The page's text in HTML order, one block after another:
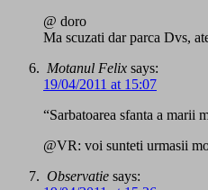
@ doro
Ma scuzati dar parca Dvs,
Motanul Felix says:
19/04/2011 at 15:07
“Sarbatoarea sfanta a
@VR: voi sunteti urmasii
Observatie says: